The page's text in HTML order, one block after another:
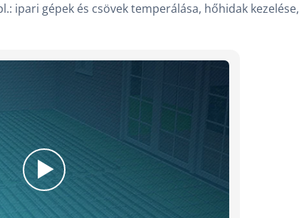
ipari gépek és csövek temperálása, hőhidak kezelése,